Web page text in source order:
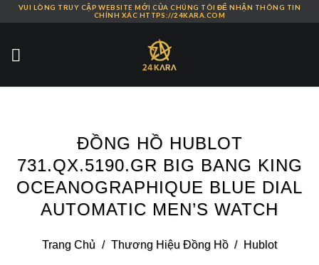
Skip
content
VUI LÒNG TRUY CẬP WEBSITE MỚI CỦA CHÚNG TÔI ĐỂ NHẬN THÔNG TIN
CHÍNH XÁC HTTPS://24KARA.COM
ĐỒNG HỒ HUBLOT
731.QX.5190.GR BIG BANG KING
OCEANOGRAPHIQUE BLUE DIAL
AUTOMATIC MEN’S WATCH
Trang Chủ / Thương Hiệu Đồng Hồ / Hublot